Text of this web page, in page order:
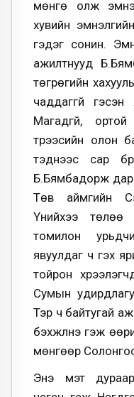
мөнгө олж
хувийн
гэдэг сонин.
ажилтнууд
төгрөгийн
чаддаггүй
Магадгүй,
түрээсийн олон
тэднээс сар
Б.Бямбадорж
Төв аймгийн
Үүнийхээ
томилон
явуулдаг ч гэх
тойрон
Сумын
Тэр ч байтугай
бэхжүүлнэ гэж
мөнгөөр
Энэ мэт